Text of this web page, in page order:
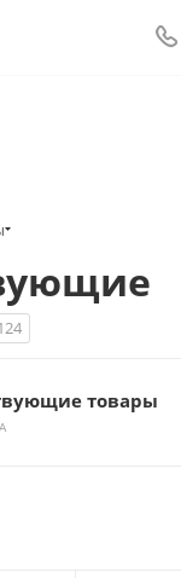
товары